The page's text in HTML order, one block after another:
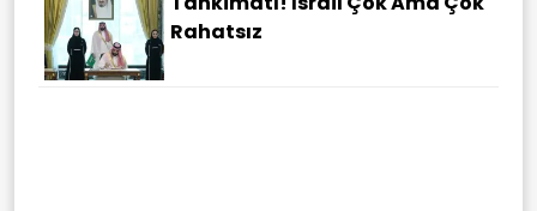
Rahatsız